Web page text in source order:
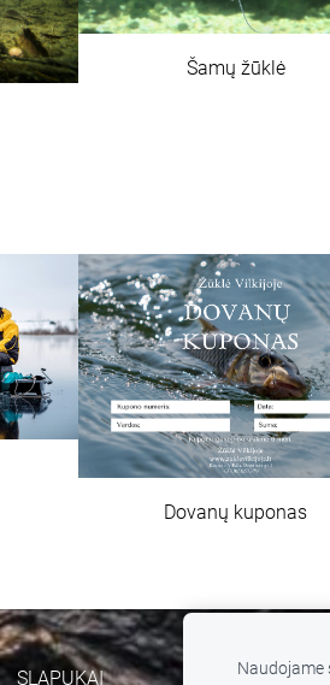
Šamų žūklė
Dovanų kuponas
SLAPUKAI Naudojame